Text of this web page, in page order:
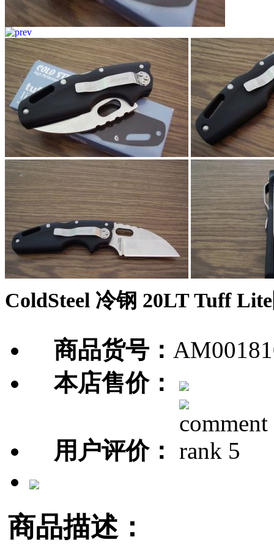
ColdSteel 冷钢 20LT Tuff
商品货号：
本店售价：
用户评价：
商品描述：